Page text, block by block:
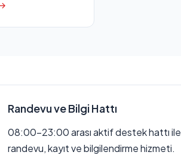
Randevu ve Bilgi Hattı
08:00–23:00 arası aktif destek hattı ile
randevu, kayıt ve bilgilendirme hizmeti.